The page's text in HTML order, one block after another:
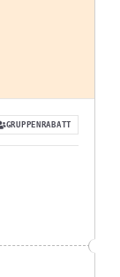
GRUPPENRABATT